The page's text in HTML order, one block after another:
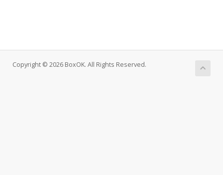
Copyright © 2026 BoxOK. All Rights Reserved.